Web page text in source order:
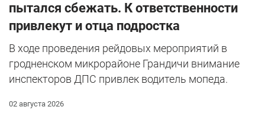
пытался сбежать. К ответственности
привлекут и отца подростка
В ходе проведения рейдовых мероприятий в
гродненском микрорайоне Грандичи внимание
инспекторов ДПС привлек водитель мопеда.
02 августа 2026